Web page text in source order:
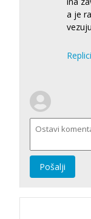
a je
Pošalji